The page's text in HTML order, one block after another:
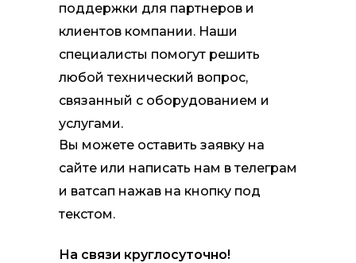
поддержки для партнеров и
клиентов компании. Наши
специалисты помогут решить
любой технический вопрос,
связанный с оборудованием и
услугами.
На связи круглосуточно!
Вы можете оставить заявку на
сайте или написать нам в телеграм
и ватсап нажав на кнопку под
текстом.